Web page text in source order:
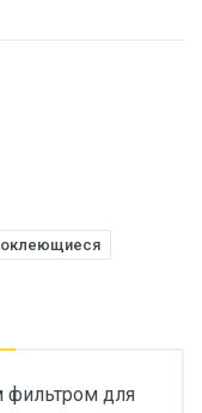
фильтром для